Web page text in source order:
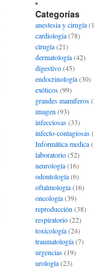
Categorías
anestesia y cirugía
cardiologia(78)
cirugía(21)
dermatología(42)
digestivo(45)
endocrinología(30)
exóticos(99)
grandes mamíferos
imagen (93)
infecciosas(33)
infecto-contagiosas
Informática medica
laboratorio(52)
neurología(16)
odontología(6)
oftalmología(16)
oncología(39)
reproducción (38)
respiratorio(22)
toxicología(24)
traumatología(7)
urgencias(19)
urología(23)